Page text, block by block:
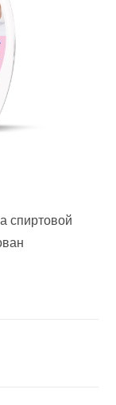
спиртовой